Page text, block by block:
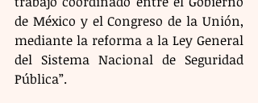
de México y el Congreso de la Unión,
mediante la reforma a la Ley General
del Sistema Nacional de Seguridad
Pública”.